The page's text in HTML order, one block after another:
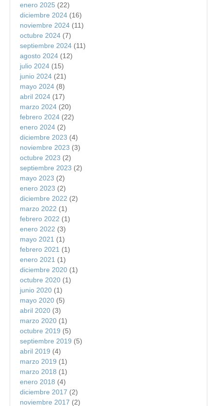
enero 2025 (22)
diciembre 2024 (16)
noviembre 2024 (11)
octubre 2024 (7)
septiembre 2024 (11)
agosto 2024 (12)
julio 2024 (15)
junio 2024 (21)
mayo 2024 (8)
abril 2024 (17)
marzo 2024 (20)
febrero 2024 (22)
enero 2024 (2)
diciembre 2023 (4)
noviembre 2023 (3)
octubre 2023 (2)
septiembre 2023 (2)
mayo 2023 (2)
enero 2023 (2)
diciembre 2022 (2)
marzo 2022 (1)
febrero 2022 (1)
enero 2022 (3)
mayo 2021 (1)
febrero 2021 (1)
enero 2021 (1)
diciembre 2020 (1)
octubre 2020 (1)
junio 2020 (1)
mayo 2020 (5)
abril 2020 (3)
marzo 2020 (1)
octubre 2019 (5)
septiembre 2019 (5)
abril 2019 (4)
marzo 2019 (1)
marzo 2018 (1)
enero 2018 (4)
diciembre 2017 (2)
noviembre 2017 (2)